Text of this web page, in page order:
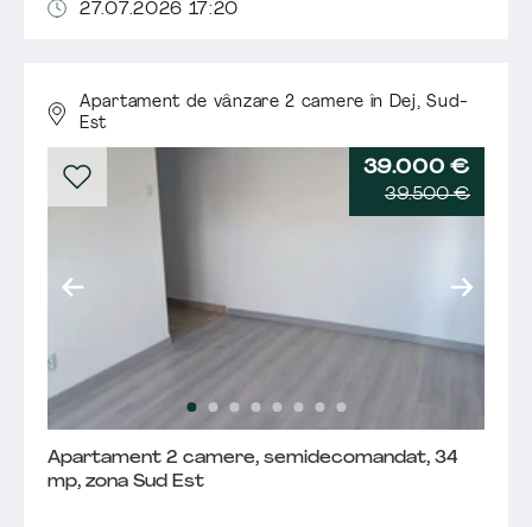
27.07.2026 17:20
Apartament de vânzare 2 camere în Dej,Sud-
Est
39.000 €
39.500 €
Apartament 2 camere, semidecomandat, 34
mp, zona Sud Est